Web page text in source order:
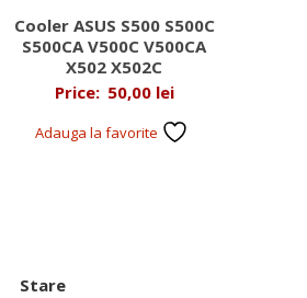
Cooler ASUS S500 S500C
S500CA V500C V500CA
X502 X502C
Price: 50,00 lei
Adauga la favorite
Stare